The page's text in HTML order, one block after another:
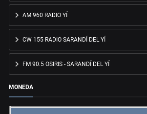
AM 960 RADIO YÍ
CW 155 RADIO SARANDÍ DEL YÍ
FM 90.5 OSIRIS - SARANDÍ DEL YÍ
MONEDA